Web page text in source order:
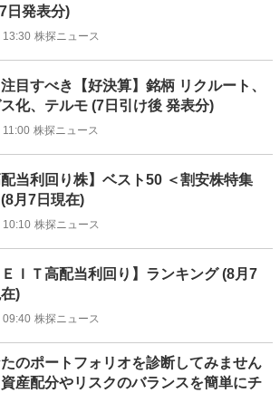
日発表分)
13:30 株探ニュース
目すべき【好決算】銘柄 リクルート、
化、テルモ (7日引け後 発表分)
11:00 株探ニュース
配当利回り株】ベスト50 ＜割安株特集
月7日現在)
10:10 株探ニュース
ＥＩＴ高配当利回り】ランキング (8月7
)
09:40 株探ニュース
のポートフォリオを診断してみません
産配分やリスクのバランスを簡単にチ